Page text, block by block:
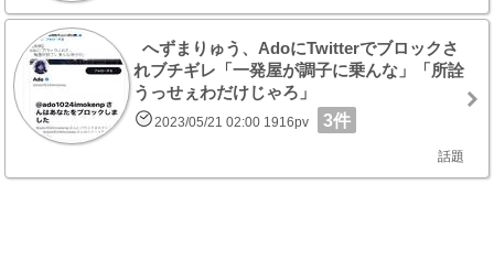
へずまりゅう、AdoにTwitterでブロックさ
れブチギレ「一発屋が調子に乗んな」「所詮
うっせぇわだけじゃろ」
2023/05/21 02:00 1916pv 3件
話題